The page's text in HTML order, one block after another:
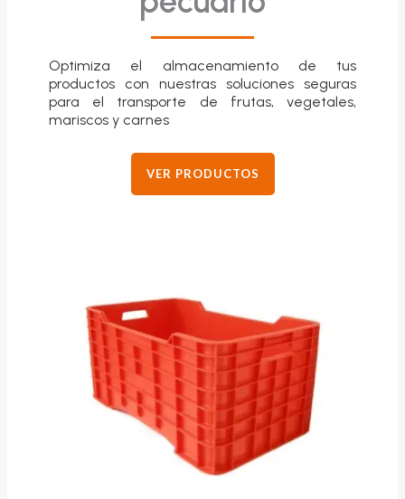
Optimiza el almacenamiento de tus
productos con nuestras soluciones seguras
para el transporte de frutas, vegetales,
mariscos y carnes
VER PRODUCTOS